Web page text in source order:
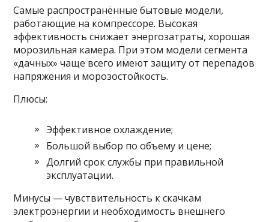
Самые распространённые бытовые модели,
работающие на компрессоре. Высокая
эффективность снижает энергозатраты, хорошая
морозильная камера. При этом модели сегмента
«дачных» чаще всего имеют защиту от перепадов
напряжения и морозостойкость.
Плюсы:
Эффективное охлаждение;
Большой выбор по объему и цене;
Долгий срок службы при правильной
эксплуатации.
Минусы — чувствительность к скачкам
электроэнергии и необходимость внешнего